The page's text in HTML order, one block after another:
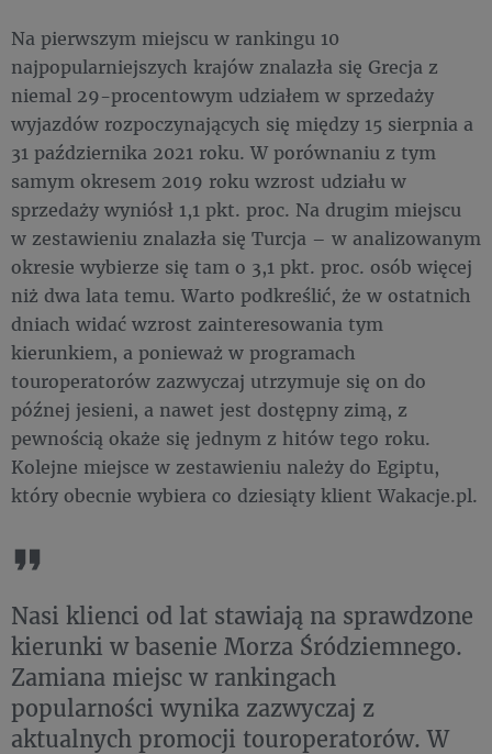
Na pierwszym miejscu w rankingu 10
najpopularniejszych krajów znalazła się Grecja z
niemal 29-procentowym udziałem w sprzedaży
wyjazdów rozpoczynających się między 15 sierpnia a
31 października 2021 roku. W porównaniu z tym
samym okresem 2019 roku wzrost udziału w
sprzedaży wyniósł 1,1 pkt. proc. Na drugim miejscu
w zestawieniu znalazła się Turcja – w analizowanym
okresie wybierze się tam o 3,1 pkt. proc. osób więcej
niż dwa lata temu. Warto podkreślić, że w ostatnich
dniach widać wzrost zainteresowania tym
kierunkiem, a ponieważ w programach
touroperatorów zazwyczaj utrzymuje się on do
późnej jesieni, a nawet jest dostępny zimą, z
pewnością okaże się jednym z hitów tego roku.
Kolejne miejsce w zestawieniu należy do Egiptu,
który obecnie wybiera co dziesiąty klient Wakacje.pl.
Nasi klienci od lat stawiają na sprawdzone
kierunki w basenie Morza Śródziemnego.
Zamiana miejsc w rankingach
popularności wynika zazwyczaj z
aktualnych promocji touroperatorów. W